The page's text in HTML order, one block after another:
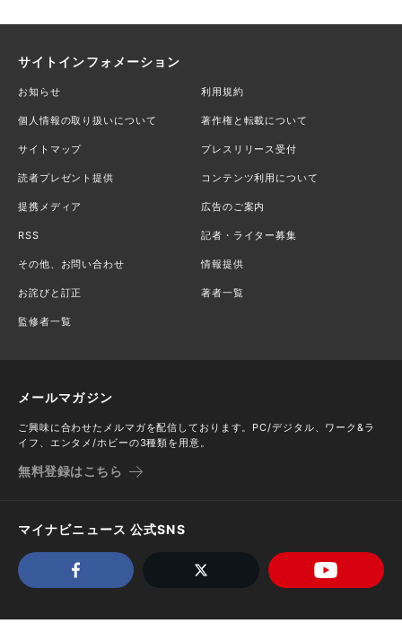
サイトインフォメーション
お知らせ 利用規約
個人情報の取り扱いについて 著作権と転載について
サイトマップ プレスリリース受付
読者プレゼント提供 コンテンツ利用について
提携メディア 広告のご案内
RSS 記者・ライター募集
その他、お問い合わせ 情報提供
お詫びと訂正 著者一覧
監修者一覧
メールマガジン
ご興味に合わせたメルマガを配信しております。PC/デジタル、ワーク&ラ
イフ、エンタメ/ホビーの3種類を用意。
無料登録はこちら
マイナビニュース 公式SNS